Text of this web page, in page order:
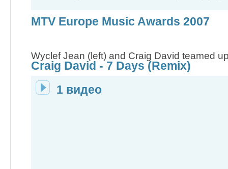
MTV Europe Music Awards 2007
Wyclef Jean (left) and Craig David teamed
Craig David - 7 Days (Remix)
1 видео